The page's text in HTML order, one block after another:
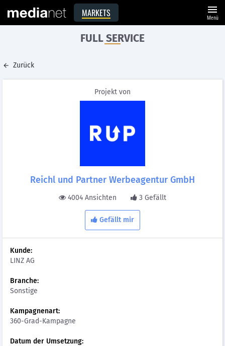
MARKETS menu
Menü
FULL SERVICE
Zurück
Projekt von
Reichl und Partner Werbeagentur GmbH
4004 Ansichten 3 Gefällt
Gefällt mir
Kunde:
LINZ AG
Branche:
Sonstige
Kampagnenart:
360-Grad-Kampagne
Datum der Umsetzung: